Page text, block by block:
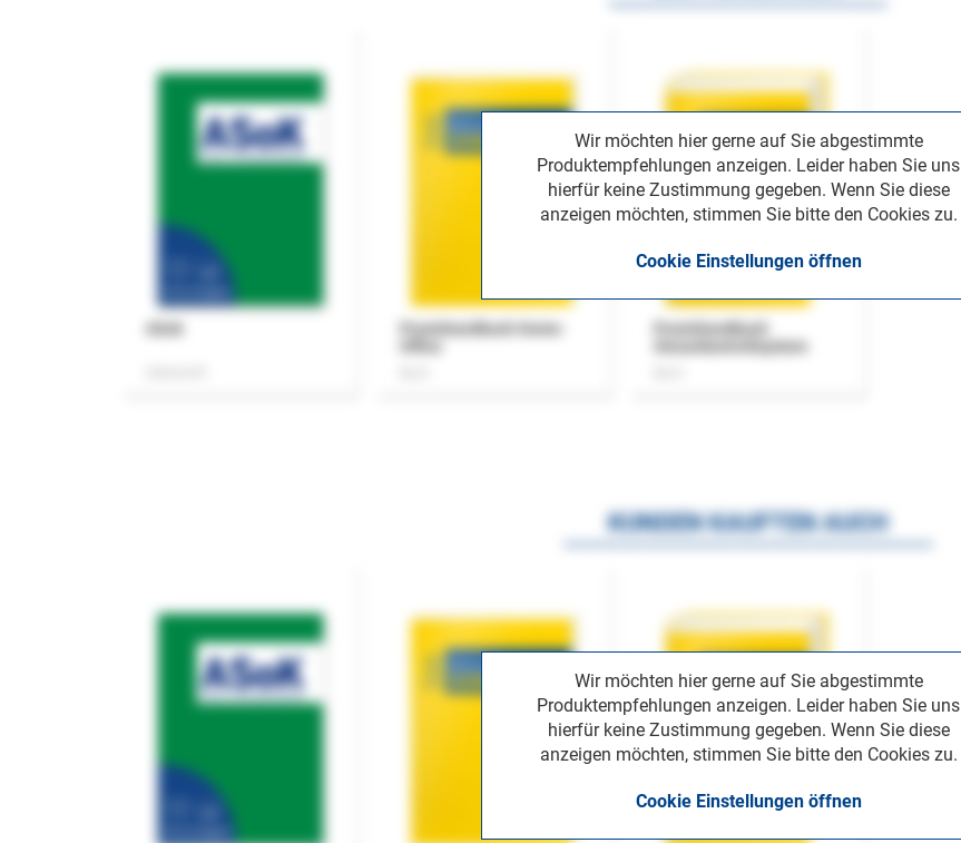
Wir möchten hier gerne auf Sie abgestimmte
Produktempfehlungen anzeigen. Leider haben Sie uns
hierfür keine Zustimmung gegeben. Wenn Sie diese
anzeigen möchten, stimmen Sie bitte den Cookies zu.
Cookie Einstellungen öffnen
Praxishandbuch Home-
Praxishandbuch
Wir möchten hier gerne auf Sie abgestimmte
Produktempfehlungen anzeigen. Leider haben Sie uns
hierfür keine Zustimmung gegeben. Wenn Sie diese
anzeigen möchten, stimmen Sie bitte den Cookies zu.
Cookie Einstellungen öffnen
KUNDEN KAUFTEN AUCH